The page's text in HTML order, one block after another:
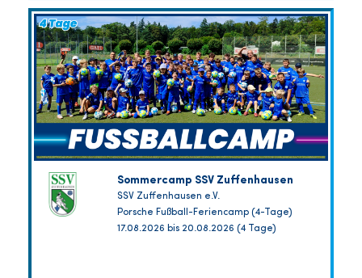
Sommercamp SSV Zuffenhausen
SSV Zuffenhausen e.V.
Porsche Fußball-Feriencamp (4-Tage)
17.08.2026 bis 20.08.2026 (4 Tage)